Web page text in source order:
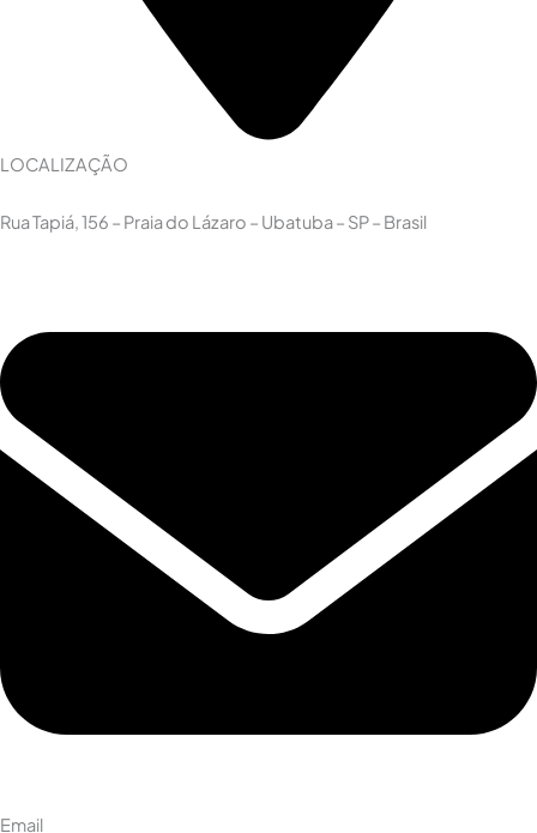
LOCALIZAÇÃO
Rua Tapiá, 156 – Praia do Lázaro – Ubatuba – SP – Brasil
Email